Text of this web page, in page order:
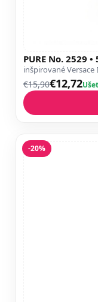
PURE No. 2529 •
inšpirované
€15,90€12,72
-20%